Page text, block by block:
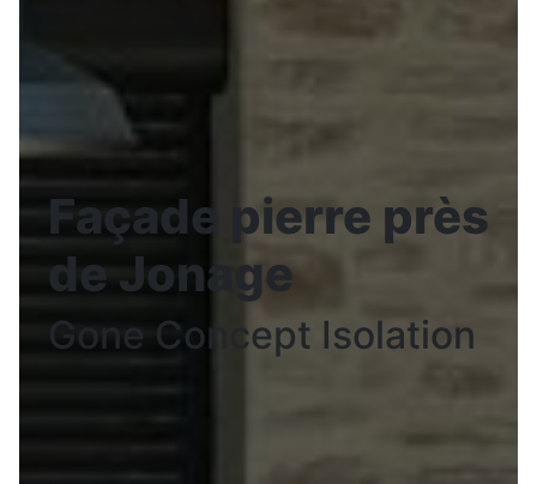
Façade pierre près
de Jonage
Gone Concept Isolation